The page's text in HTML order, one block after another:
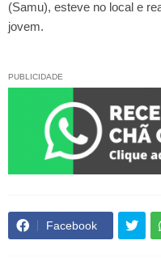
(Samu), esteve no local e
jovem.
PUBLICIDADE
Facebook